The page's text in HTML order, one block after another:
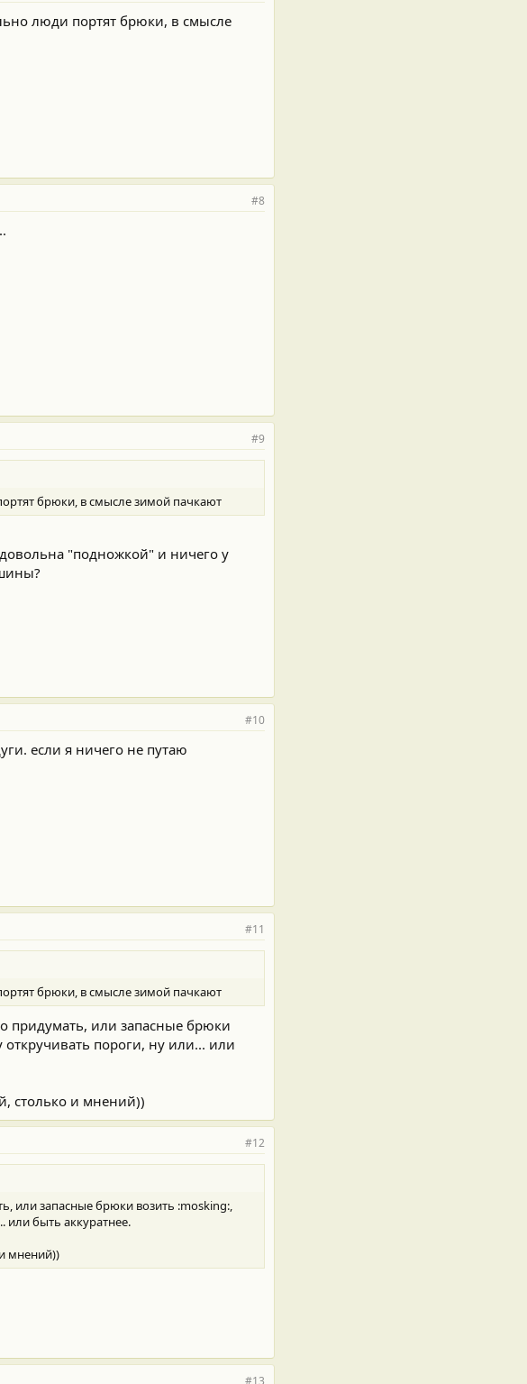
люди портят брюки, в смысле
#8
#9
брюки, в смысле зимой пачкают
"подножкой" и ничего у
#10
если я ничего не путаю
#11
брюки, в смысле зимой пачкают
придумать, или запасные брюки
пороги, ну или... или
столько и мнений))
#12
или запасные брюки возить :mosking:,
или быть аккуратнее.
мнений))
#13